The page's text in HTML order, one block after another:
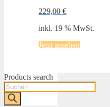
229,00 €
inkl. 19 % MwSt.
Jetzt ansehen
Products search